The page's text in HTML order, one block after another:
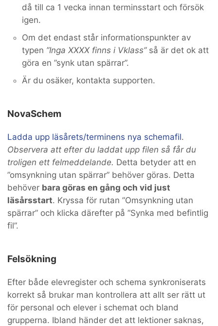
då till ca 1 vecka innan terminsstart och försök
igen.
Om det endast står informationspunkter av
typen ”Inga XXXX finns i Vklass” så är det ok att
göra en ”synk utan spärrar”.
Är du osäker, kontakta supporten.
NovaSchem
Ladda upp läsårets/terminens nya schemafil.
Observera att efter du laddat upp filen så får du
troligen ett felmeddelande. Detta betyder att en
”omsynkning utan spärrar” behöver göras. Detta
behöver bara göras en gång och vid just
läsårsstart. Kryssa för rutan ”Omsynkning utan
spärrar” och klicka därefter på ”Synka med befintlig
fil”.
Felsökning
Efter både elevregister och schema synkroniserats
korrekt så brukar man kontrollera att allt ser rätt ut
för personal och elever i schemat och bland
grupperna. Ibland händer det att lektioner saknas,